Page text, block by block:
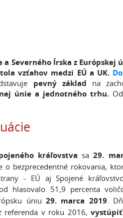
Severného Írska z Európskej
vzťahov medzi EÚ a UK.
pevný základ na
únie a jednotného trhu.Od
kráľovstva sa29.
o bezprecedentné rokovania,
- EÚ aj Spojené
hlasovalo 51,9 percenta
úniu 29. marca 2019.
referenda v roku 2016,vystúpiť